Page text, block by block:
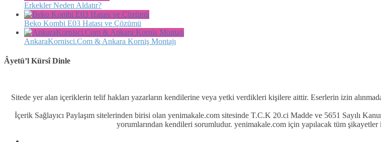
Erkekler Neden Aldatır?
Beko Kombi E03 Hatası ve Çözümü
AnkaraKornisci.Com & Ankara Korniş Montajı
Âyetü’l Kürsî Dinle
Sitede yer alan içeriklerin telif hakları yazarların kendilerine veya yetki verdikleri kişilere aittir. Eserlerin izin
İçerik Sağlayıcı Paylaşım sitelerinden birisi olan yenimakale.com sitesinde T.C.K 20.ci Madde ve 5651 Sayılı
yorumlarından kendileri sorumludur. yenimakale.com için yapılacak tüm